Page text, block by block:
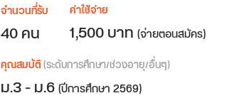
จำนวนที่รับ
40 คน
ค่าใช้จ่าย
1,500 บาท (จ่ายตอนสมัคร)
คุณสมบัติ(ระดับการศึกษา/ช่วงอายุ/อื่นๆ)
ม.3 - ม.6(ปีการศึกษา 2569)